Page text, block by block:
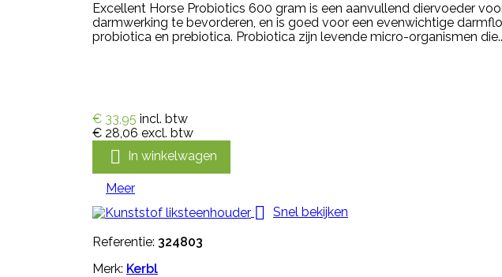
Excellent Horse Probiotics 600 gram is een aanvullend diervoeder
darmwerking te bevorderen, en is goed voor een evenwichtige
probiotica en prebiotica. Probiotica zijn levende micro-organismen
€ 33,95 incl. btw
€ 28,06 excl. btw
 In winkelwagen
Meer
 Snel bekijken
Referentie: 324803
Merk: Kerbl